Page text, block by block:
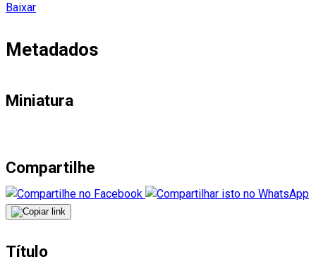
Baixar
Metadados
Miniatura
Compartilhe
Título